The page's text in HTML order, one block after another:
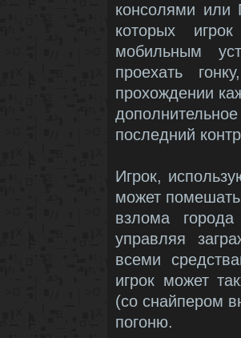
консолями
которых
мобильным
проехать
прохождении
последний
Игрок,
может
взлома
управляя
всеми
игрок может
(со снайпером
погоню.